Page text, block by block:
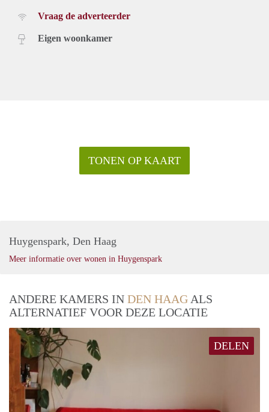
Vraag de adverteerder
Eigen woonkamer
TONEN OP KAART
Huygenspark, Den Haag
Meer informatie over wonen in Huygenspark
ANDERE KAMERS IN DEN HAAG ALS
ALTERNATIEF VOOR DEZE LOCATIE
DELEN